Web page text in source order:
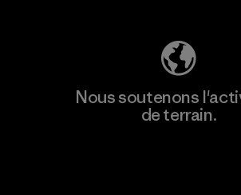
Nous soutenons
de terrain.